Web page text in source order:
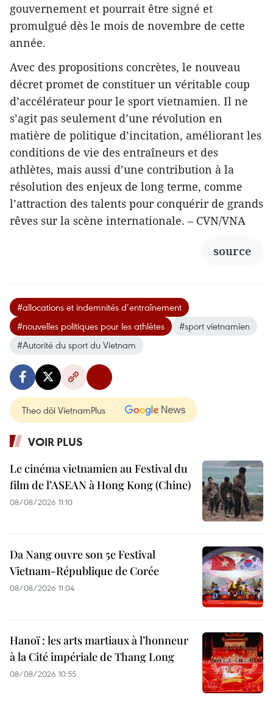
gouvernement et pourrait être signé et
promulgué dès le mois de novembre de cette
année.
Avec des propositions concrètes, le nouveau
décret promet de constituer un véritable coup
d’accélérateur pour le sport vietnamien. Il ne
s’agit pas seulement d’une révolution en
matière de politique d’incitation, améliorant les
conditions de vie des entraîneurs et des
athlètes, mais aussi d’une contribution à la
résolution des enjeux de long terme, comme
l’attraction des talents pour conquérir de grands
rêves sur la scène internationale. – CVN/VNA
source
#allocations et indemnités d’entraînement
#nouvelles politiques pour les athlètes
#sport vietnamien
#Autorité du sport du Vietnam
Theo dõi VietnamPlus
VOIR PLUS
Le cinéma vietnamien au Festival du
film de l’ASEAN à Hong Kong (Chine)
08/08/2026 11:10
Da Nang ouvre son 5e Festival
Vietnam-République de Corée
08/08/2026 11:04
Hanoï : les arts martiaux à l’honneur
à la Cité impériale de Thang Long
08/08/2026 10:55